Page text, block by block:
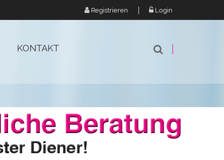
Registrieren Login
KONTAKT